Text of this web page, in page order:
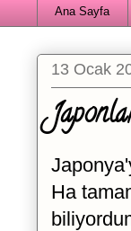
Ana Sayfa
13 Ocak
Ha